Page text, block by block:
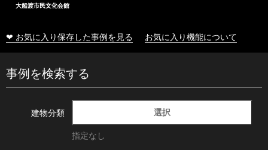
大船渡市民文化会館
❤ お気に入り保存した事例を見る お気に入り機能について
事例を検索する
建物分類 選択
指定なし